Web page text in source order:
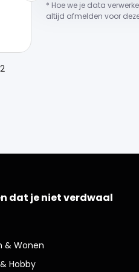
* Hoe we je data
altijd afmelden voor
dat je niet verdwaal
& Wonen
Hobby